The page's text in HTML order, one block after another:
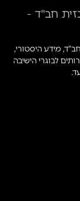
חב"ד -
מידע היסטורי,
לבוגרי הישיבה